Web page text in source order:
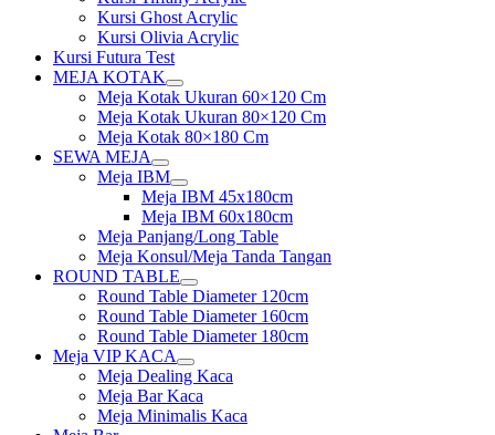
sub
menu
Kursi Ghost Acrylic
Kursi Olivia Acrylic
Kursi Futura Test
MEJA KOTAK
Show
sub
menu
Meja Kotak Ukuran 60×120 Cm
Meja Kotak Ukuran 80×120 Cm
Meja Kotak 80×180 Cm
SEWA MEJA
Show
sub
menu
Meja IBM
Show
sub
menu
Meja IBM 45x180cm
Meja IBM 60x180cm
Meja Panjang/Long Table
Meja Konsul/Meja Tanda Tangan
ROUND TABLE
Show
sub
menu
Round Table Diameter 120cm
Round Table Diameter 160cm
Round Table Diameter 180cm
Meja VIP KACA
Show
sub
menu
Meja Dealing Kaca
Meja Bar Kaca
Meja Minimalis Kaca